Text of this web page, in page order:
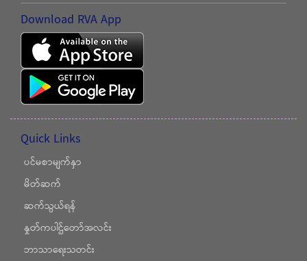
Download RVA App
Quick Links
ပင်မစာမျက်နှာ
မိတ်ဆက်
ဆက်သွယ်ရန်
နှုတ်ကပါဌ်တော်အလင်း
ဘာသာရေးသတင်း